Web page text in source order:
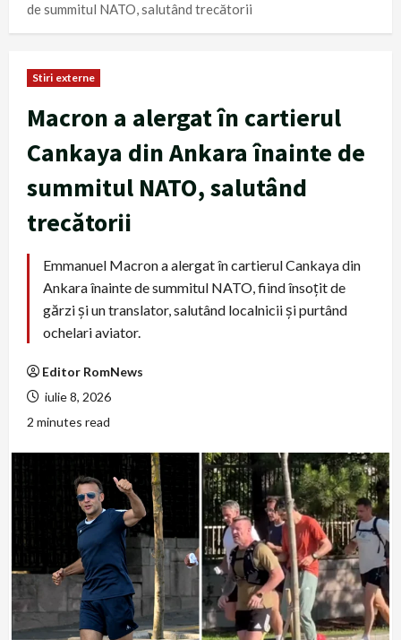
de summitul NATO, salutând trecătorii
Stiri externe
Macron a alergat în cartierul
Cankaya din Ankara înainte de
summitul NATO, salutând
trecătorii
Emmanuel Macron a alergat în cartierul Cankaya din
Ankara înainte de summitul NATO, fiind însoțit de
gărzi şi un translator, salutând localnicii şi purtând
ochelari aviator.
Editor RomNews
iulie 8, 2026
2 minutes read